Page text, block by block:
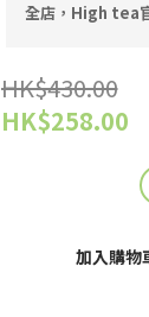
全店，High tea
HK$430.00
HK$258.00
加入購物